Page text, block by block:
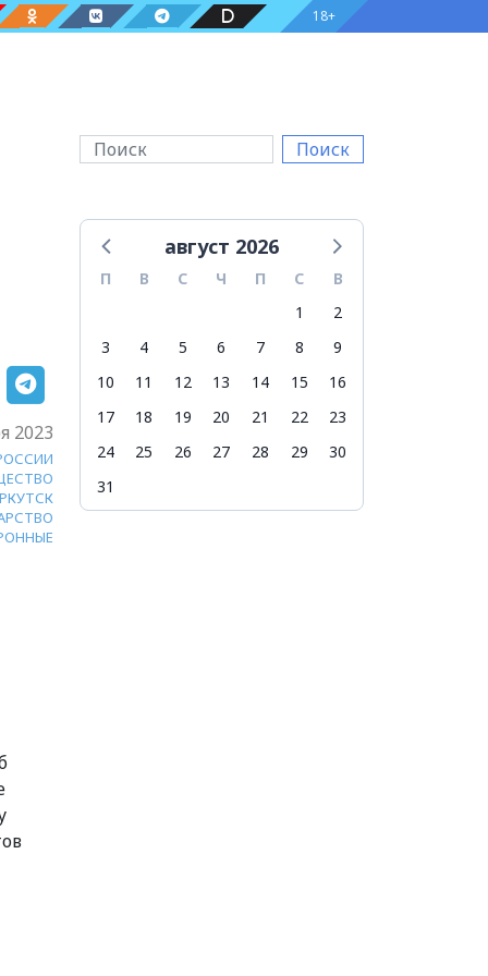
18+
Поиск
2023
август 2026
П В С Ч П С
В
1
2
3
4 5 6 7 8
9
10
11 12 13 14 15
16
17
18 19 20 21 22
23
24
25 26 27 28 29
30
31